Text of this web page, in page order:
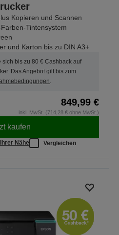
Kopieren und Scannen
Tintensystem
und Karton bis zu DIN A3+
bis zu 80 € Cashback auf
Das Angebot gilt bis zum
.
849,99 €
inkl. MwSt. (714,28 € ohne MwSt.)
kaufen
Nähe Vergleichen